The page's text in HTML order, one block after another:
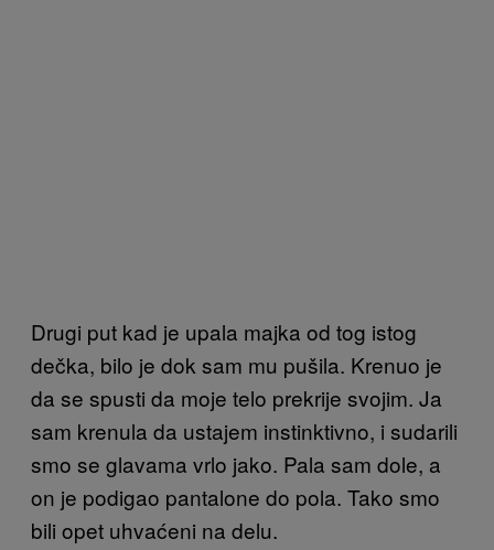
Drugi put kad je upala majka od tog istog
dečka, bilo je dok sam mu pušila. Krenuo je
da se spusti da moje telo prekrije svojim. Ja
sam krenula da ustajem instinktivno, i sudarili
smo se glavama vrlo jako. Pala sam dole, a
on je podigao pantalone do pola. Tako smo
bili opet uhvaćeni na delu.